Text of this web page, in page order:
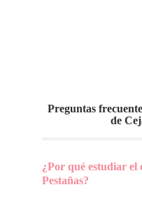
Preguntas
de
¿Por qué estudiar el
Pestañas?